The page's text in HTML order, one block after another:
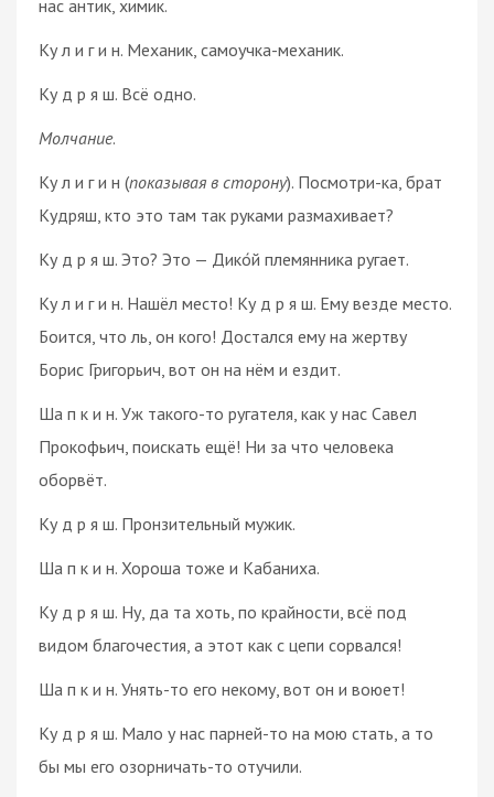
нас антик, химик.
Ку л и г и н. Механик, самоучка-механик.
Ку д р я ш. Всё одно.
Молчание.
Ку л и г и н (показывая в сторону). Посмотри-ка, брат
Кудряш, кто это там так руками размахивает?
Ку д р я ш. Это? Это — Дико́й племянника ругает.
Ку л и г и н. Нашёл место! Ку д р я ш. Ему везде место.
Боится, что ль, он кого! Достался ему на жертву
Борис Григорьич, вот он на нём и ездит.
Ша п к и н. Уж такого-то ругателя, как у нас Савел
Прокофьич, поискать ещё! Ни за что человека
оборвёт.
Ку д р я ш. Пронзительный мужик.
Ша п к и н. Хороша тоже и Кабаниха.
Ку д р я ш. Ну, да та хоть, по крайности, всё под
видом благочестия, а этот как с цепи сорвался!
Ша п к и н. Унять-то его некому, вот он и воюет!
Ку д р я ш. Мало у нас парней-то на мою стать, а то
бы мы его озорничать-то отучили.